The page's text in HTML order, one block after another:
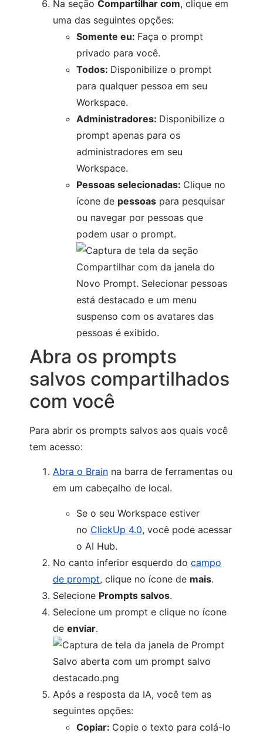
Na seção Compartilhar com, clique em
uma das seguintes opções:
Somente eu: Faça o prompt
privado para você.
Todos: Disponibilize o prompt
para qualquer pessoa em seu
Workspace.
Administradores: Disponibilize o
prompt apenas para os
administradores em seu
Workspace.
Pessoas selecionadas: Clique no
ícone de pessoas para pesquisar
ou navegar por pessoas que
podem usar o prompt.
Abra os prompts
salvos compartilhados
com você
Para abrir os prompts salvos aos quais você
tem acesso:
Abra o Brain na barra de ferramentas ou
em um cabeçalho de local.
Se o seu Workspace estiver
no ClickUp 4.0, você pode acessar
o AI Hub.
No canto inferior esquerdo do campo
de prompt, clique no ícone de mais.
Selecione Prompts salvos.
Selecione um prompt e clique no ícone
de enviar.
Após a resposta da IA, você tem as
seguintes opções:
Copiar: Copie o texto para colá-lo